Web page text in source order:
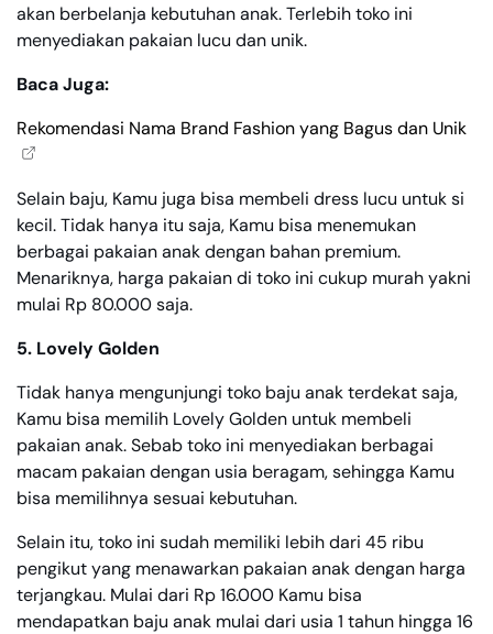
akan berbelanja kebutuhan anak. Terlebih toko ini
menyediakan pakaian lucu dan unik.
Baca Juga:
Rekomendasi Nama Brand Fashion yang Bagus dan Unik
Selain baju, Kamu juga bisa membeli dress lucu untuk si
kecil. Tidak hanya itu saja, Kamu bisa menemukan
berbagai pakaian anak dengan bahan premium.
Menariknya, harga pakaian di toko ini cukup murah yakni
mulai Rp 80.000 saja.
5. Lovely Golden
Tidak hanya mengunjungi toko baju anak terdekat saja,
Kamu bisa memilih Lovely Golden untuk membeli
pakaian anak. Sebab toko ini menyediakan berbagai
macam pakaian dengan usia beragam, sehingga Kamu
bisa memilihnya sesuai kebutuhan.
Selain itu, toko ini sudah memiliki lebih dari 45 ribu
pengikut yang menawarkan pakaian anak dengan harga
terjangkau. Mulai dari Rp 16.000 Kamu bisa
mendapatkan baju anak mulai dari usia 1 tahun hingga 16